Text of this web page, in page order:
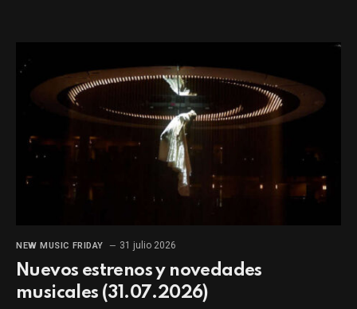
NEW MUSIC FRIDAY 31 julio 2026
Nuevos estrenos y novedades
musicales (31.07.2026)